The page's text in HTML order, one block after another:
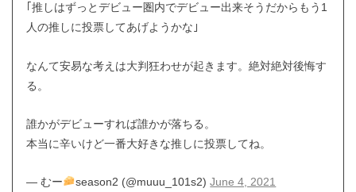
｢推しはずっとデビュー圏内でデビュー出来そうだからもう1
人の推しに投票してあげようかな｣
なんて安易な考えは大判狂わせが起きます。絶対絶対後悔す
る。
誰かがデビューすれば誰かが落ちる。
本当に辛いけど一番大好きな推しに投票してね。
— むー season2 (@muuu_101s2)June 4, 2021